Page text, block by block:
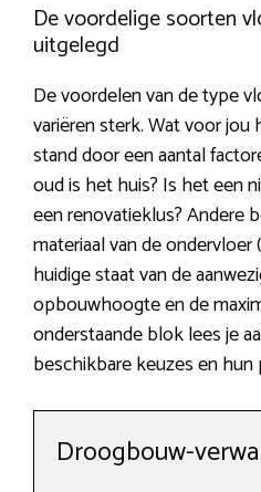
De voordelige soorten
uitgelegd
De voordelen van de type
variëren sterk. Wat voor
stand door een aantal
oud is het huis? Is het een
een renovatieklus? Andere
materiaal van de
huidige staat van de
opbouwhoogte en de
onderstaande blok lees je
beschikbare keuzes en
Droogbouw-